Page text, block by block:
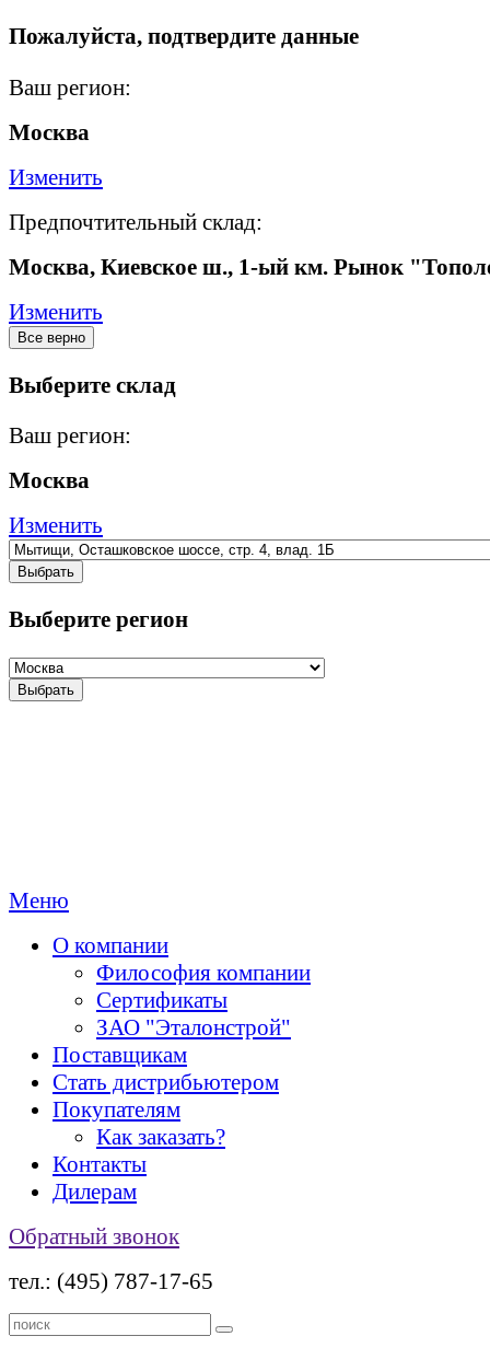
Пожалуйста, подтвердите данные
Ваш регион:
Москва
Изменить
Предпочтительный склад:
Москва, Киевское ш., 1-ый км. Рынок
Изменить
Все верно
Выберите склад
Ваш регион:
Москва
Изменить
Выбрать
Выберите регион
Выбрать
Меню
О компании
Философия компании
Сертификаты
ЗАО "Эталонстрой"
Поставщикам
Стать дистрибьютером
Покупателям
Как заказать?
Контакты
Дилерам
Обратный звонок
тел.: (495) 787-17-65